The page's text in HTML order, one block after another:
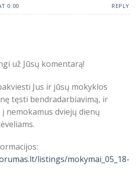
0:00 REPLY
už Jūsų komentarą!
Jus ir jūsų mokyklos
tęsti bendradarbiavimą, ir
nemokamus dviejų dienų
listings/mokymai_05_18-